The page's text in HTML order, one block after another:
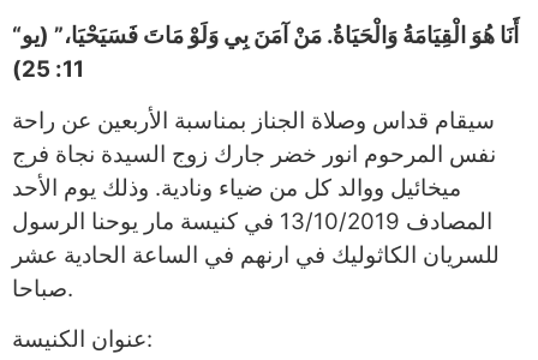
“أَنَا هُوَ الْقِيَامَةُ وَالْحَيَاةُ. مَنْ آمَنَ بِي وَلَوْ مَاتَ فَسَيَحْيَا،” (يو
11: 25)
سيقام قداس وصلاة الجناز بمناسبة الأربعين عن راحة
نفس المرحوم انور خضر جارك زوج السيدة نجاة فرج
ميخائيل ووالد كل من ضياء ونادية. وذلك يوم الأحد
المصادف 13/10/2019 في كنيسة مار يوحنا الرسول
للسريان الكاثوليك في ارنهم في الساعة الحادية عشر
صباحا.
عنوان الكنيسة: